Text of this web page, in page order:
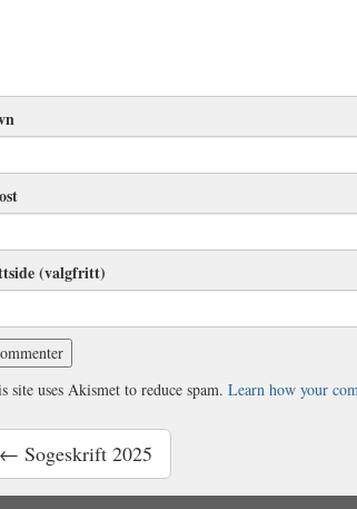
(valgfritt)
site uses Akismet to reduce spam. Learn how your
← Sogeskrift 2025